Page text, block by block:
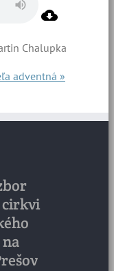
Chalupka
adventná »
cirkvi